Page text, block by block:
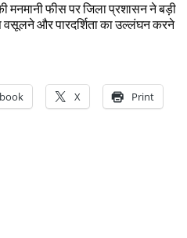
मनमानी फीस पर जिला प्रशासन ने बड़ी
वसूलने और पारदर्शिता का उल्लंघन करने
X Print